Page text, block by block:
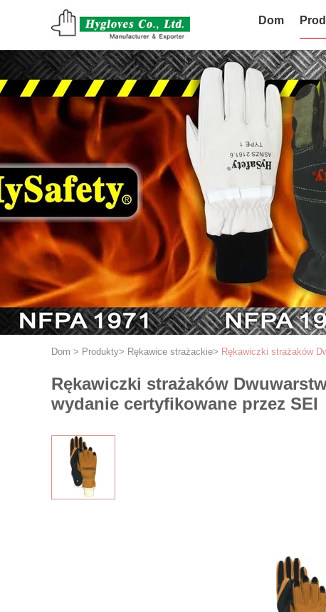
Dom
Dom > Produkty> Rękawice strażackie> Rękawiczki strażaków
Rękawiczki strażaków
wydanie certyfikowane przez SEI